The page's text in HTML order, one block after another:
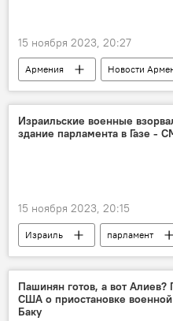
15 ноября 2023, 20:27
Армения
Новости
Политика
США
Израильские военные
здание парламента в Газе -
15 ноября 2023, 20:15
Израиль парламент
Видео
Пашинян готов, а вот Алиев?
США о приостановке
Баку